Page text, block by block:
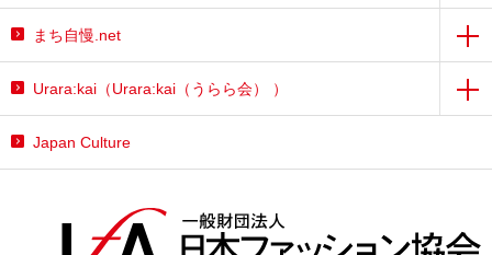
まち自慢.net
Urara:kai（Urara:kai（うらら会） ）
Japan Culture